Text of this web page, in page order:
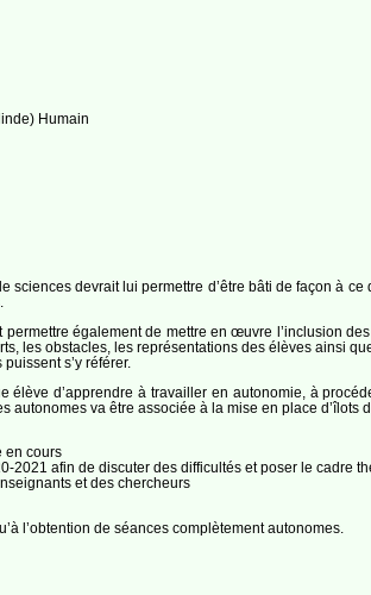
Humain
sciences devrait lui permettre d’être bâti de façon à
également de mettre en œuvre l’inclusion
les obstacles, les représentations des élèves ainsi
s’y référer.
élève d’apprendre à travailler en autonomie, à
va être associée à la mise en place
en cours
afin de discuter des difficultés et poser le cadre
et des chercheurs
l’obtention de séances complètement autonomes.